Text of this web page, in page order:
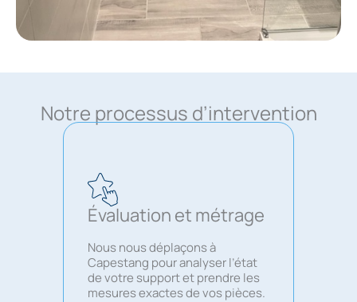
Notre processus d’intervention
Évaluation et métrage
Nous nous déplaçons à
Capestang pour analyser l’état
de votre support et prendre les
mesures exactes de vos pièces.